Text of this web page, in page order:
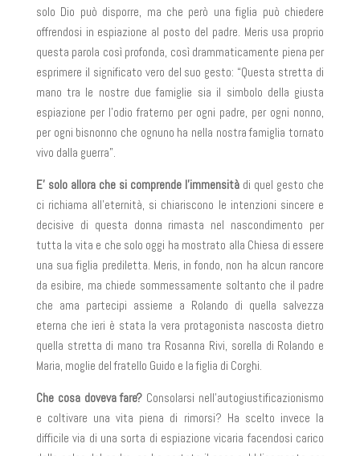
solo Dio può disporre, ma che però una figlia può chiedere
offrendosi in espiazione al posto del padre. Meris usa proprio
questa parola così profonda, così drammaticamente piena per
esprimere il significato vero del suo gesto: “Questa stretta di
mano tra le nostre due famiglie sia il simbolo della giusta
espiazione per l’odio fraterno per ogni padre, per ogni nonno,
per ogni bisnonno che ognuno ha nella nostra famiglia tornato
vivo dalla guerra”.
E’ solo allora che si comprende l’immensità di quel gesto che
ci richiama all’eternità, si chiariscono le intenzioni sincere e
decisive di questa donna rimasta nel nascondimento per
tutta la vita e che solo oggi ha mostrato alla Chiesa di essere
una sua figlia prediletta. Meris, in fondo, non ha alcun rancore
da esibire, ma chiede sommessamente soltanto che il padre
che ama partecipi assieme a Rolando di quella salvezza
eterna che ieri è stata la vera protagonista nascosta dietro
quella stretta di mano tra Rosanna Rivi, sorella di Rolando e
Maria, moglie del fratello Guido e la figlia di Corghi.
Che cosa doveva fare? Consolarsi nell’autogiustificazionismo
e coltivare una vita piena di rimorsi? Ha scelto invece la
difficile via di una sorta di espiazione vicaria facendosi carico